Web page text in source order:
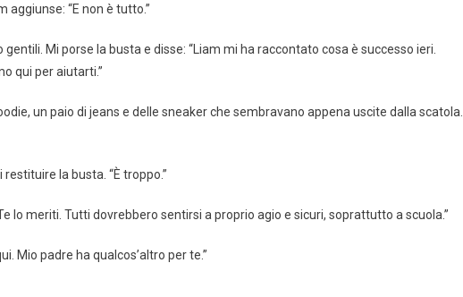
aggiunse: “E non è tutto.”
gentili. Mi porse la busta e disse: “Liam mi ha raccontato cosa è successo ieri.
qui per aiutarti.”
un paio di jeans e delle sneaker che sembravano appena uscite dalla scatola.
la busta. “È troppo.”
lo meriti. Tutti dovrebbero sentirsi a proprio agio e sicuri, soprattutto a scuola.”
Mio padre ha qualcos’altro per te.”